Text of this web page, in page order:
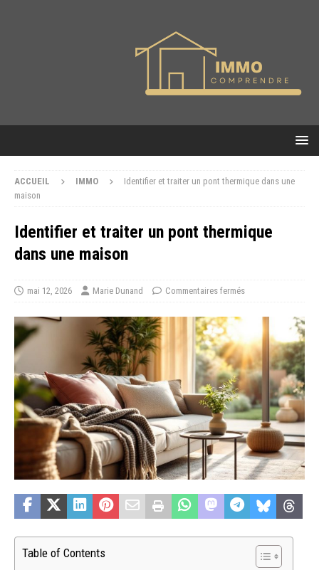
ACCUEIL IMMO
Identifier et traiter un pont thermique dans une
maison
Identifier et traiter un pont thermique
dans une maison
mai 12, 2026 Marie Dunand Commentaires fermés
Table of Contents